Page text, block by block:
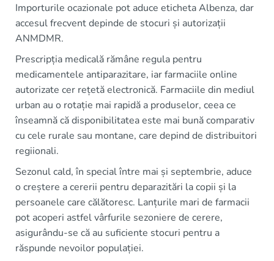
Importurile ocazionale pot aduce eticheta Albenza, dar
accesul frecvent depinde de stocuri și autorizații
ANMDMR.
Prescripția medicală rămâne regula pentru
medicamentele antiparazitare, iar farmaciile online
autorizate cer rețetă electronică. Farmaciile din mediul
urban au o rotație mai rapidă a produselor, ceea ce
înseamnă că disponibilitatea este mai bună comparativ
cu cele rurale sau montane, care depind de distribuitori
regiionali.
Sezonul cald, în special între mai și septembrie, aduce
o creștere a cererii pentru deparazitări la copii și la
persoanele care călătoresc. Lanțurile mari de farmacii
pot acoperi astfel vârfurile sezoniere de cerere,
asigurându-se că au suficiente stocuri pentru a
răspunde nevoilor populației.